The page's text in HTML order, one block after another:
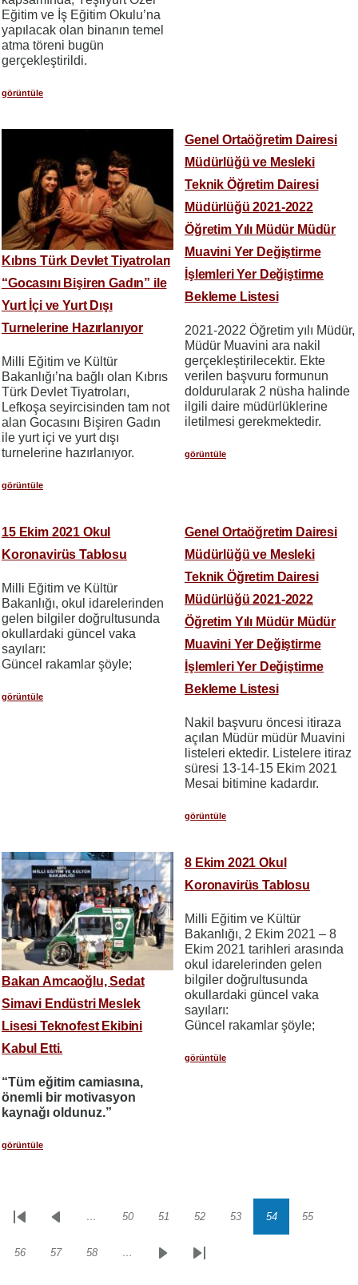
Eğitim ve İş Eğitim Okulu’na
yapılacak olan binanın temel
atma töreni bugün
gerçekleştirildi.
görüntüle
Kıbrıs Türk Devlet Tiyatroları
“Gocasını Bişiren Gadın” ile
Yurt İçi ve Yurt Dışı
Turnelerine Hazırlanıyor
Milli Eğitim ve Kültür
Bakanlığı’na bağlı olan Kıbrıs
Türk Devlet Tiyatroları,
Lefkoşa seyircisinden tam not
alan Gocasını Bişiren Gadın
ile yurt içi ve yurt dışı
turnelerine hazırlanıyor.
görüntüle
Genel Ortaöğretim Dairesi
Müdürlüğü ve Mesleki
Teknik Öğretim Dairesi
Müdürlüğü 2021-2022
Öğretim Yılı Müdür Müdür
Muavini Yer Değiştirme
İşlemleri Yer Değiştirme
Bekleme Listesi
2021-2022 Öğretim yılı Müdür,
Müdür Muavini ara nakil
gerçekleştirilecektir. Ekte
verilen başvuru formunun
doldurularak 2 nüsha halinde
ilgili daire müdürlüklerine
iletilmesi gerekmektedir.
görüntüle
15 Ekim 2021 Okul
Koronavirüs Tablosu
Milli Eğitim ve Kültür
Bakanlığı, okul idarelerinden
gelen bilgiler doğrultusunda
okullardaki güncel vaka
sayıları:
Güncel rakamlar şöyle;
görüntüle
Genel Ortaöğretim Dairesi
Müdürlüğü ve Mesleki
Teknik Öğretim Dairesi
Müdürlüğü 2021-2022
Öğretim Yılı Müdür Müdür
Muavini Yer Değiştirme
İşlemleri Yer Değiştirme
Bekleme Listesi
Nakil başvuru öncesi itiraza
açılan Müdür müdür Muavini
listeleri ektedir. Listelere itiraz
süresi 13-14-15 Ekim 2021
Mesai bitimine kadardır.
görüntüle
Bakan Amcaoğlu, Sedat
Simavi Endüstri Meslek
Lisesi Teknofest Ekibini
Kabul Etti.
“Tüm eğitim camiasına,
önemli bir motivasyon
kaynağı oldunuz.”
görüntüle
8 Ekim 2021 Okul
Koronavirüs Tablosu
Milli Eğitim ve Kültür
Bakanlığı, 2 Ekim 2021 – 8
Ekim 2021 tarihleri arasında
okul idarelerinden gelen
bilgiler doğrultusunda
okullardaki güncel vaka
sayıları:
Güncel rakamlar şöyle;
görüntüle
Sayfalama
İlk
Önceki… Sayfa
50 Sayfa
51 Sayfa
52 Sayfa
53 Sayfa
54 Sayfa
55
Sayfa
56 Sayfa
57 Sayfa
58 …
SonrakiSon